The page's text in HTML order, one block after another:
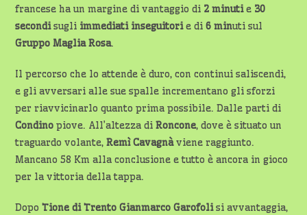
francese ha un margine di vantaggio di 2 minutie 30
secondisugli immediati inseguitorie di6 minuti sul
Gruppo Maglia Rosa.
Il percorso che lo attende è duro, con continui saliscendi,
e gli avversari alle sue spalle incrementano gli sforzi
per riavvicinarlo quanto prima possibile. Dalle parti di
Condino piove. All’altezza diRoncone, dove è situato un
traguardo volante,Remì Cavagnàviene raggiunto.
Mancano 58 Km alla conclusione e tutto è ancora in gioco
per la vittoria della tappa.
DopoTione di Trento Gianmarco Garofolisi avvantaggia,